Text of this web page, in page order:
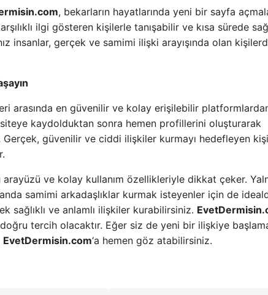
, bekarların hayatlarında yeni bir sayfa
ilgi gösteren kişilerle tanışabilir ve kısa sürede
insanlar, gerçek ve samimi ilişki arayışında olan
arasında en güvenilir ve kolay erişilebilir
kaydolduktan sonra hemen profillerini oluşturarak
Gerçek, güvenilir ve ciddi ilişkiler kurmayı hedefleyen
arayüzü ve kolay kullanım özellikleriyle dikkat çeker.
samimi arkadaşlıklar kurmak isteyenler için de
sağlıklı ve anlamlı ilişkiler kurabilirsiniz.
tercih olacaktır. Eğer siz de yeni bir ilişkiye
EvetDermisin.com‘a hemen göz atabilirsiniz.